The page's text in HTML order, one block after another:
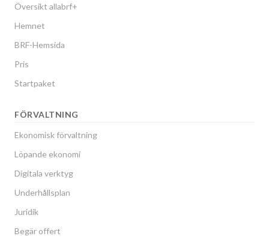
Översikt allabrf+
Hemnet
BRF-Hemsida
Pris
Startpaket
FÖRVALTNING
Ekonomisk förvaltning
Löpande ekonomi
Digitala verktyg
Underhållsplan
Juridik
Begär offert